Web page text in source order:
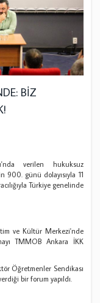
BİZ
verilen hukuksuz
900. günü dolayısıyla 11
Türkiye genelinde
ve Kültür Merkezi'nde
TMMOB Ankara İKK
Öğretmenler Sendikası
bir forum yapıldı.